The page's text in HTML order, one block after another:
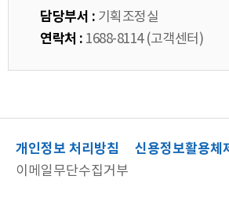
담당부서 : 기획조정실
연락처 : 1688-8114 (고객센터)
개인정보 처리방침 신용정보활용체제
이메일무단수집거부